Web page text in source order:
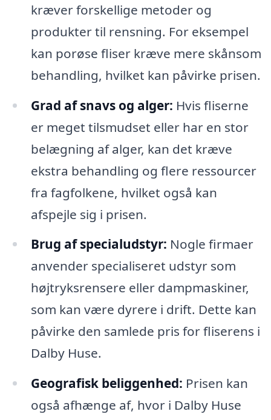
kræver forskellige metoder og
produkter til rensning. For eksempel
kan porøse fliser kræve mere skånsom
behandling, hvilket kan påvirke prisen.
Grad af snavs og alger: Hvis fliserne
er meget tilsmudset eller har en stor
belægning af alger, kan det kræve
ekstra behandling og flere ressourcer
fra fagfolkene, hvilket også kan
afspejle sig i prisen.
Brug af specialudstyr: Nogle firmaer
anvender specialiseret udstyr som
højtryksrensere eller dampmaskiner,
som kan være dyrere i drift. Dette kan
påvirke den samlede pris for fliserens i
Dalby Huse.
Geografisk beliggenhed: Prisen kan
også afhænge af, hvor i Dalby Huse